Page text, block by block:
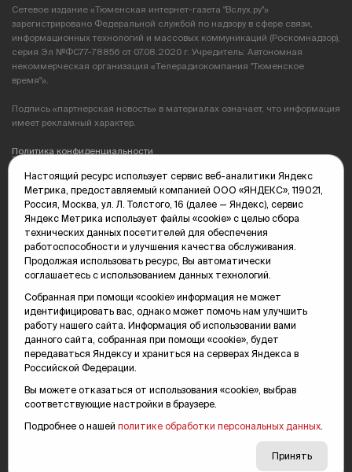
Сетевое издание «Тюменская интернет-газета "Вслух.ру"»
зарегистрировано Федеральной службой по надзору в сфере связи,
информационных технологий и массовых коммуникаций (Роскомнадзор),
серия Эл №ФС77-78856 от 07.08.2020 г. Учредитель: Автономная
некоммерческая организация «Телерадиокомпания "Тюменское
время"».
Подпись «партнерская новость» в материалах означает, что информация
имеет рекламный характер.
Политика конфиденциальности
Редакция: 625035, Тюмень, пр. Геологоразведчиков, 28А
(3452) 68-89-05
edit@vsluh.ru
Главный редактор: Панкина Т.Ю.
kika@vsluh.ru
По вопросам рекламы:
(3452) 68-89-78
kotovaev@sibinformburo.ru
mim@vsluh.ru
16+
Настоящий ресурс использует сервис веб-аналитики Яндекс
Метрика, предоставляемый компанией ООО «ЯНДЕКС», 119021,
Россия, Москва, ул. Л. Толстого, 16 (далее — Яндекс), сервис
Яндекс Метрика использует файлы «cookie» с целью сбора
технических данных посетителей для обеспечения
работоспособности и улучшения качества обслуживания.
Продолжая использовать ресурс, Вы автоматически
соглашаетесь с использованием данных технологий.
Собранная при помощи «cookie» информация не может
идентифицировать вас, однако может помочь нам улучшить
работу нашего сайта. Информация об использовании вами
данного сайта, собранная при помощи «cookie», будет
передаваться Яндексу и храниться на серверах Яндекса в
Российской Федерации.
Вы можете отказаться от использования «cookie», выбрав
соответствующие настройки в браузере.
Подробнее о нашей политике обработки персональных данных
Принять